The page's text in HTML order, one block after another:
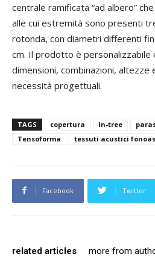
centrale ramificata “ad albero”
alle cui estremità sono presenti
rotonda, con diametri differenti
cm. Il prodotto è personalizzabile
dimensioni, combinazioni, altezze
necessità progettuali.
TAGS copertura In-tree
Tensoforma
tessuti acustici
Facebook Twitter
related articles more from